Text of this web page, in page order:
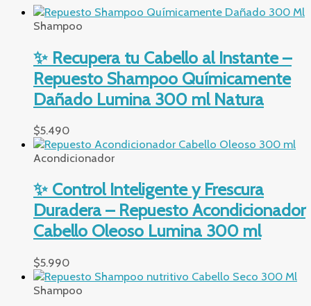
Shampoo
✨ Recupera tu Cabello al Instante –
Repuesto Shampoo Químicamente
Dañado Lumina 300 ml Natura
$5.490
Acondicionador
✨ Control Inteligente y Frescura
Duradera – Repuesto Acondicionador
Cabello Oleoso Lumina 300 ml
$5.990
Shampoo